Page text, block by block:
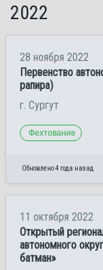
2022
28 ноября 2022
Первенство
рапира)
г. Сургут
Фехтование
Обновлено 4 года назад
11 октября 2022
Открытый
автономного
батман»